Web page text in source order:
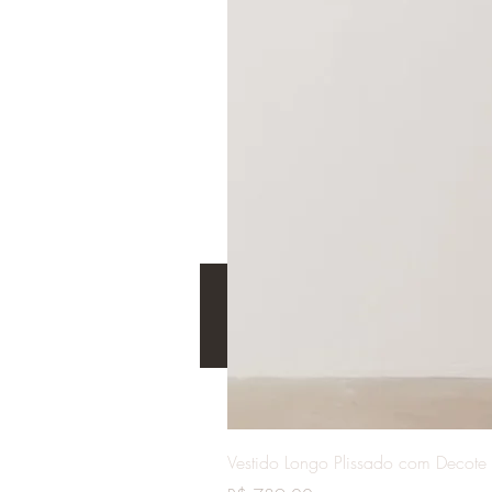
Vestido Longo Plissado com